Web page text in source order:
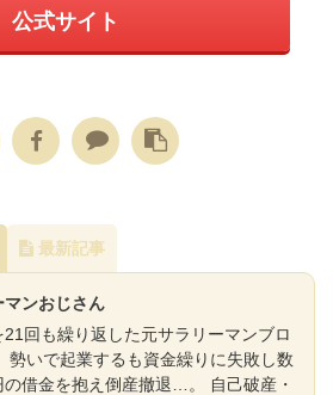
公式サイト
最新記事
マンおじさん
21回も繰り返した元サラリーマンブロ
勢いで起業するも資金繰りに失敗し数
の借金を抱え倒産撤退…。 自己破産・